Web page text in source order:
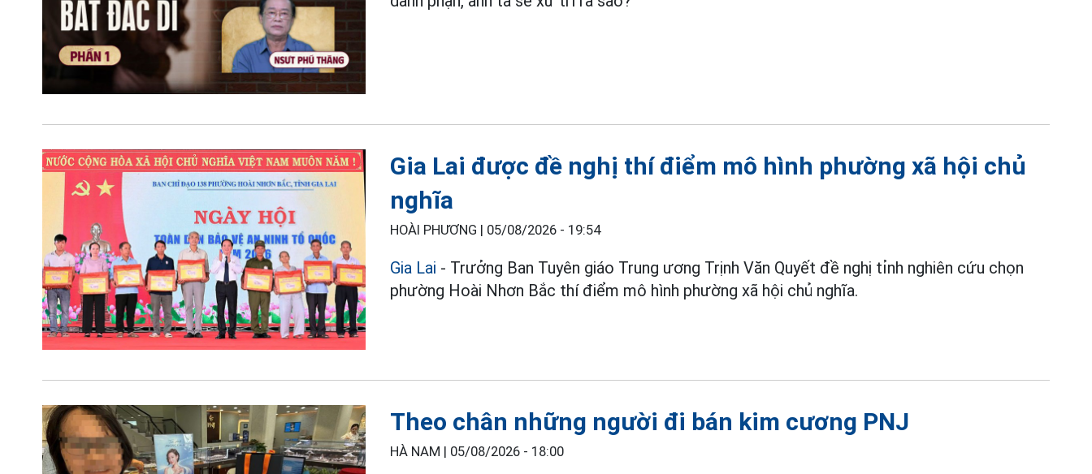
Gia Lai được đề nghị thí điểm mô hình phường xã hội chủ
nghĩa
HOÀI PHƯƠNG | 05/08/2026 - 19:54
Gia Lai - Trưởng Ban Tuyên giáo Trung ương Trịnh Văn Quyết đề nghị tỉnh nghiên cứu chọn
phường Hoài Nhơn Bắc thí điểm mô hình phường xã hội chủ nghĩa.
Theo chân những người đi bán kim cương PNJ
HÀ NAM | 05/08/2026 - 18:00